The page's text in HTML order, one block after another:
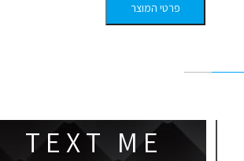
פרטי המוצר
T E X T M E